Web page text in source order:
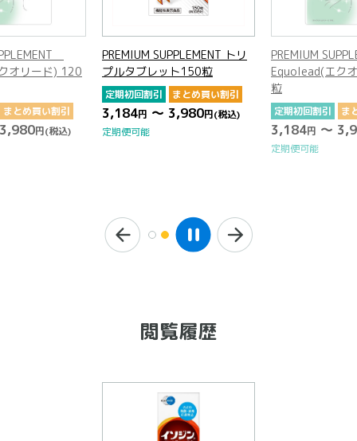
オリード) 120
まとめ買い割引
円(税込)
PREMIUM SUPPLEMENT トリ
プルタブレット150粒
定期初回割引 まとめ買い割引
3,184円 ～ 3,980円(税込)
定期便可能
PREMIUM
Equolead(エク
粒
定期初回割引 ま
3,184円 ～
定期便可能
閲覧履歴